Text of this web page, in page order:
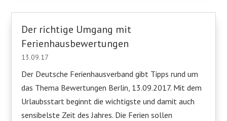
Der richtige Umgang mit
Ferienhausbewertungen
13.09.17
Der Deutsche Ferienhausverband gibt Tipps rund um
das Thema Bewertungen Berlin, 13.09.2017. Mit dem
Urlaubsstart beginnt die wichtigste und damit auch
sensibelste Zeit des Jahres. Die Ferien sollen